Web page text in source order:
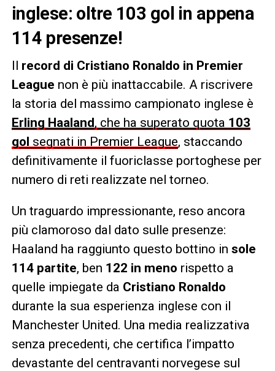
inglese: oltre 103 gol in appena
114 presenze!
Il record di Cristiano Ronaldo in Premier
League non è più inattaccabile. A riscrivere
la storia del massimo campionato inglese è
Erling Haaland, che ha superato quota 103
gol segnati in Premier League, staccando
definitivamente il fuoriclasse portoghese per
numero di reti realizzate nel torneo.
Un traguardo impressionante, reso ancora
più clamoroso dal dato sulle presenze:
Haaland ha raggiunto questo bottino in sole
114 partite, ben 122 in meno rispetto a
quelle impiegate da Cristiano Ronaldo
durante la sua esperienza inglese con il
Manchester United. Una media realizzativa
senza precedenti, che certifica l’impatto
devastante del centravanti norvegese sul